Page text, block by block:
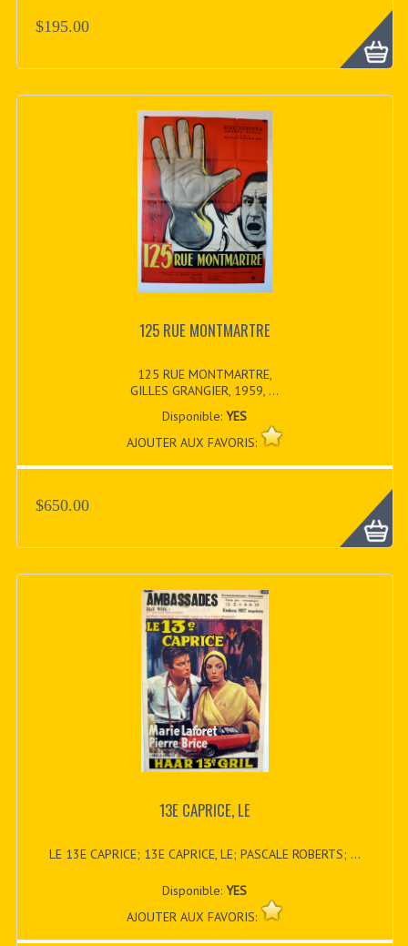
$195.00
125 RUE MONTMARTRE
125 RUE MONTMARTRE,
GILLES GRANGIER, 1959, ...
Disponible:YES
AJOUTER AUX FAVORIS:
$650.00
13E CAPRICE, LE
LE 13E CAPRICE; 13E CAPRICE, LE; PASCALE ROBERTS; ...
Disponible:YES
AJOUTER AUX FAVORIS: